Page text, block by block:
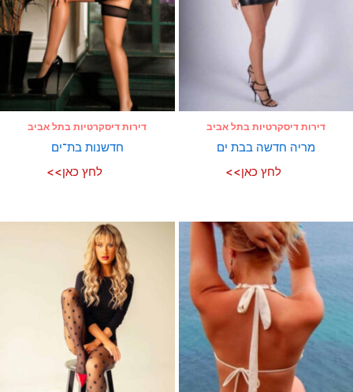
דירות דיסקרטיות בתל אביב
מריה חדשה בבת ים
לחץ כאן>>
דירות דיסקרטיות בתל אביב
חדשנות בת־ים
לחץ כאן>>